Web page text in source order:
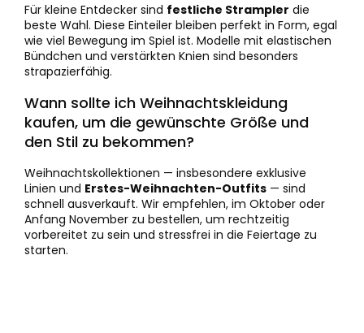
Für kleine Entdecker sind festliche Strampler die
beste Wahl. Diese Einteiler bleiben perfekt in Form, egal
wie viel Bewegung im Spiel ist. Modelle mit elastischen
Bündchen und verstärkten Knien sind besonders
strapazierfähig.
Wann sollte ich Weihnachtskleidung
kaufen, um die gewünschte Größe und
den Stil zu bekommen?
Weihnachtskollektionen — insbesondere exklusive
Linien und Erstes-Weihnachten-Outfits — sind
schnell ausverkauft. Wir empfehlen, im Oktober oder
Anfang November zu bestellen, um rechtzeitig
vorbereitet zu sein und stressfrei in die Feiertage zu
starten.